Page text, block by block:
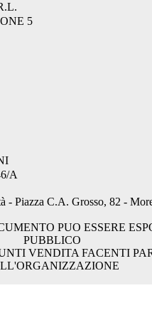
5
A
- Piazza C.A. Grosso, 82 -
PUO ESSERE
PUBBLICO
VENDITA FACENTI